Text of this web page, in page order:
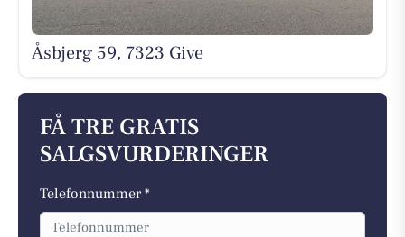
Åsbjerg 59, 7323 Give
FÅ TRE GRATIS
SALGSVURDERINGER
Telefonnummer *